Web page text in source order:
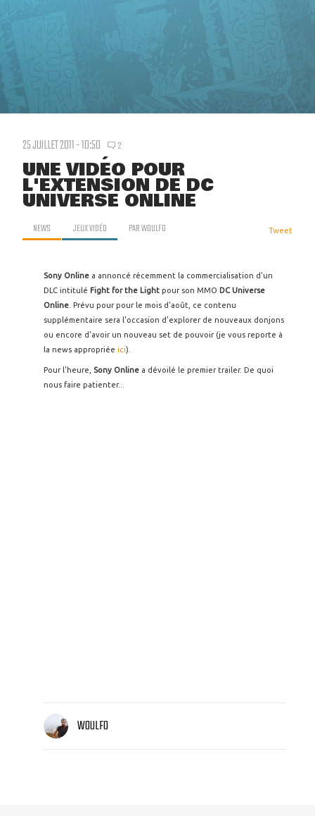
25 JUILLET 2011 - 10:50 2
UNE VIDÉO POUR
L'EXTENSION DE DC
UNIVERSE ONLINE
NEWS JEUX VIDÉO PARWOULFO Tweet
Sony Online a annoncé récemment la commercialisation d'un
DLC intitulé Fight for the Light pour son MMO DC Universe
Online . Prévu pour pour le mois d'août, ce contenu
supplémentaire sera l'occasion d'explorer de nouveaux donjons
ou encore d'avoir un nouveau set de pouvoir (je vous reporte à
la news appropriée ici).
Pour l'heure, Sony Online a dévoilé le premier trailer. De quoi
nous faire patienter...
WOULFO